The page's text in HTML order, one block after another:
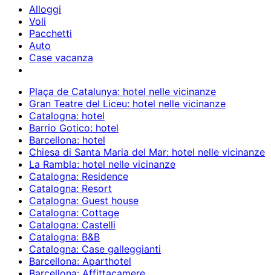
Alloggi
Voli
Pacchetti
Auto
Case vacanza
Plaça de Catalunya: hotel nelle vicinanze
Gran Teatre del Liceu: hotel nelle vicinanze
Catalogna: hotel
Barrio Gotico: hotel
Barcellona: hotel
Chiesa di Santa Maria del Mar: hotel nelle vicinanze
La Rambla: hotel nelle vicinanze
Catalogna: Residence
Catalogna: Resort
Catalogna: Guest house
Catalogna: Cottage
Catalogna: Castelli
Catalogna: B&B
Catalogna: Case galleggianti
Barcellona: Aparthotel